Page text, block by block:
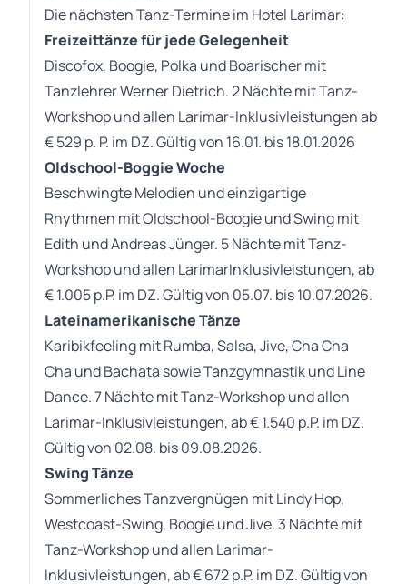
Die nächsten Tanz-Termine im Hotel Larimar:
Freizeittänze für jede Gelegenheit
Discofox, Boogie, Polka und Boarischer mit
Tanzlehrer Werner Dietrich. 2 Nächte mit Tanz-
Workshop und allen Larimar-Inklusivleistungen ab
€ 529 p. P. im DZ. Gültig von 16.01. bis 18.01.2026
Oldschool-Boggie Woche
Beschwingte Melodien und einzigartige
Rhythmen mit Oldschool-Boogie und Swing mit
Edith und Andreas Jünger. 5 Nächte mit Tanz-
Workshop und allen LarimarInklusivleistungen, ab
€ 1.005 p.P. im DZ. Gültig von 05.07. bis 10.07.2026.
Lateinamerikanische Tänze
Karibikfeeling mit Rumba, Salsa, Jive, Cha Cha
Cha und Bachata sowie Tanzgymnastik und Line
Dance. 7 Nächte mit Tanz-Workshop und allen
Larimar-Inklusivleistungen, ab € 1.540 p.P. im DZ.
Gültig von 02.08. bis 09.08.2026.
Swing Tänze
Sommerliches Tanzvergnügen mit Lindy Hop,
Westcoast-Swing, Boogie und Jive. 3 Nächte mit
Tanz-Workshop und allen Larimar-
Inklusivleistungen, ab € 672 p.P. im DZ. Gültig von